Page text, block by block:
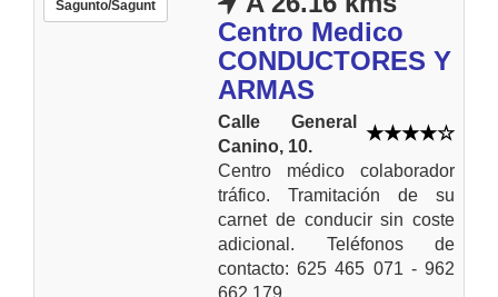
Sagunto/Sagunt
Centro Medico
CONDUCTORES Y
ARMAS
Calle General
Canino, 10.
Centro médico colaborador
tráfico. Tramitación de su
carnet de conducir sin coste
adicional. Teléfonos de
contacto: 625 465 071 - 962
662 179.